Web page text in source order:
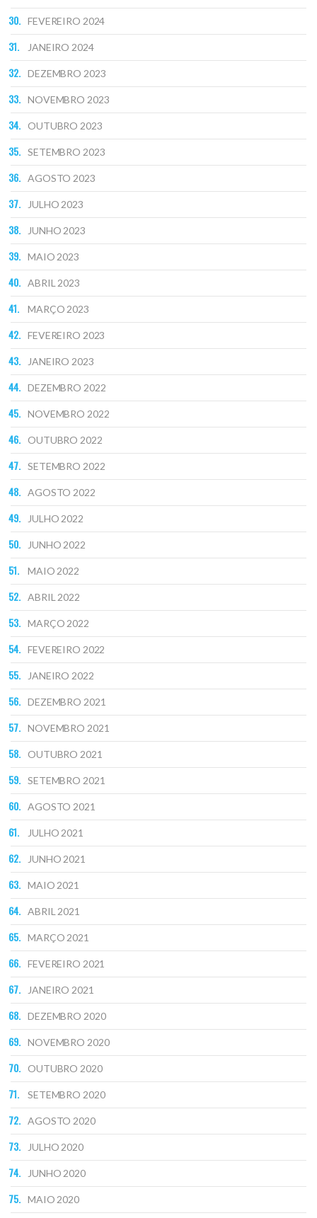
FEVEREIRO 2024
JANEIRO 2024
DEZEMBRO 2023
NOVEMBRO 2023
OUTUBRO 2023
SETEMBRO 2023
AGOSTO 2023
JULHO 2023
JUNHO 2023
MAIO 2023
ABRIL 2023
MARÇO 2023
FEVEREIRO 2023
JANEIRO 2023
DEZEMBRO 2022
NOVEMBRO 2022
OUTUBRO 2022
SETEMBRO 2022
AGOSTO 2022
JULHO 2022
JUNHO 2022
MAIO 2022
ABRIL 2022
MARÇO 2022
FEVEREIRO 2022
JANEIRO 2022
DEZEMBRO 2021
NOVEMBRO 2021
OUTUBRO 2021
SETEMBRO 2021
AGOSTO 2021
JULHO 2021
JUNHO 2021
MAIO 2021
ABRIL 2021
MARÇO 2021
FEVEREIRO 2021
JANEIRO 2021
DEZEMBRO 2020
NOVEMBRO 2020
OUTUBRO 2020
SETEMBRO 2020
AGOSTO 2020
JULHO 2020
JUNHO 2020
MAIO 2020